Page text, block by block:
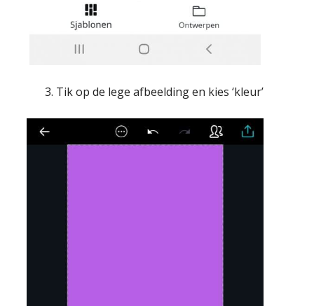
3. Tik op de lege afbeelding en kies ‘kleur’